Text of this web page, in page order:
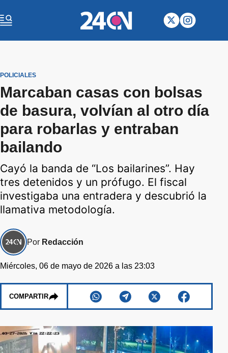
POLICIALES
Marcaban casas con bolsas
de basura, volvían al otro día
para robarlas y entraban
bailando
Cayó la banda de “Los bailarines”. Hay
tres detenidos y un prófugo. El fiscal
investigaba una entradera y descubrió la
llamativa metodología.
Por Redacción
Miércoles, 06 de mayo de 2026 a las 23:03
COMPARTIR